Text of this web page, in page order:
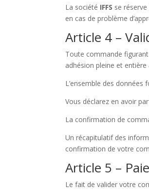
La société IFFS se
en cas de problème
Article 4 –
Toute commande
adhésion pleine et
L’ensemble des
Vous déclarez en avoir
La confirmation de
Un récapitulatif des
confirmation de votre
Article 5 –
Le fait de valider votre